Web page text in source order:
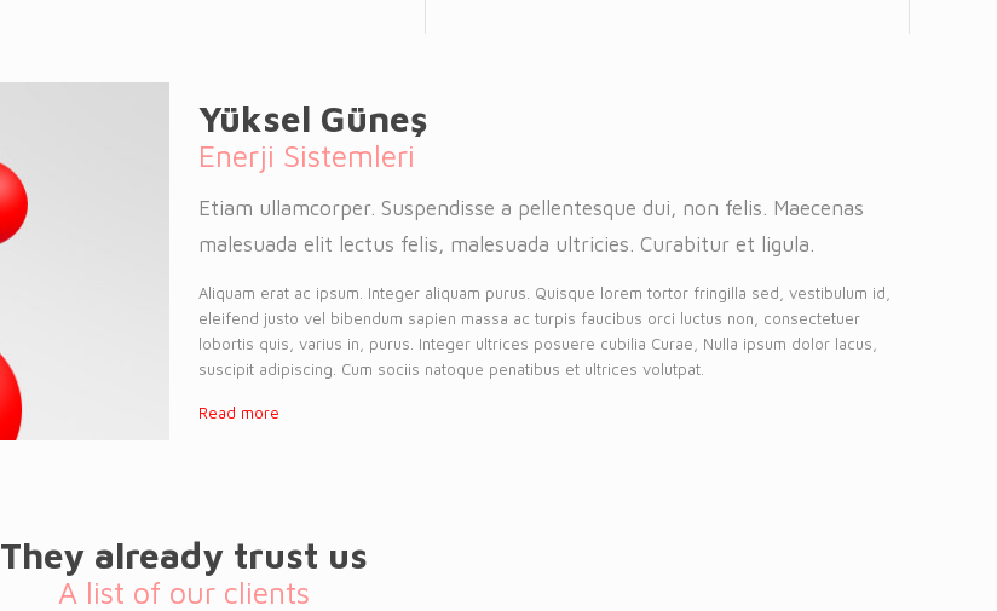
Yüksel Güneş
Enerji Sistemleri
Etiam ullamcorper. Suspendisse a pellentesque dui, non felis. Maecenas
malesuada elit lectus felis, malesuada ultricies. Curabitur et ligula.
Aliquam erat ac ipsum. Integer aliquam purus. Quisque lorem tortor fringilla sed, vestibulum id,
eleifend justo vel bibendum sapien massa ac turpis faucibus orci luctus non, consectetuer
lobortis quis, varius in, purus. Integer ultrices posuere cubilia Curae, Nulla ipsum dolor lacus,
suscipit adipiscing. Cum sociis natoque penatibus et ultrices volutpat.
Read more
They already trust us
A list of our clients